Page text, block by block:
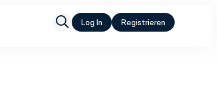
Log In Registrieren